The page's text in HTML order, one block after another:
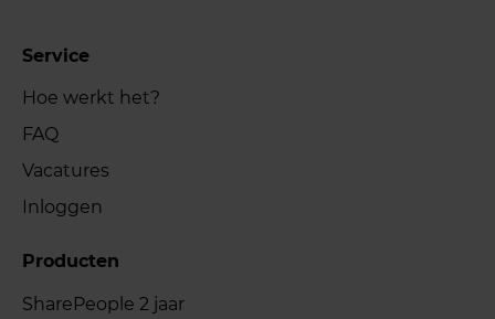
Service
Hoe werkt het?
FAQ
Vacatures
Inloggen
Producten
SharePeople 2 jaar